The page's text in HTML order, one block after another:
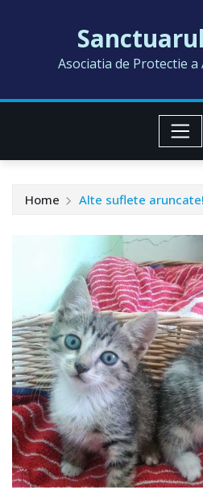
Asociatia de Protectie
Home Alte suflete aruncate!